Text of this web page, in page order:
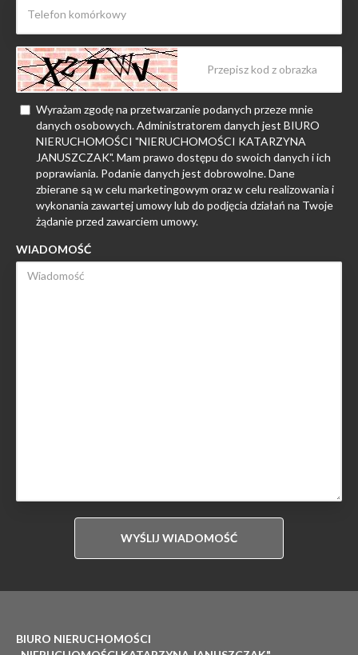
Wyrażam zgodę na przetwarzanie podanych przeze mnie
danych osobowych. Administratorem danych jest BIURO
NIERUCHOMOŚCI "NIERUCHOMOŚCI KATARZYNA
JANUSZCZAK". Mam prawo dostępu do swoich danych i ich
poprawiania. Podanie danych jest dobrowolne. Dane
zbierane są w celu marketingowym oraz w celu realizowania i
wykonania zawartej umowy lub do podjęcia działań na Twoje
żądanie przed zawarciem umowy.
WIADOMOŚĆ
BIURO NIERUCHOMOŚCI